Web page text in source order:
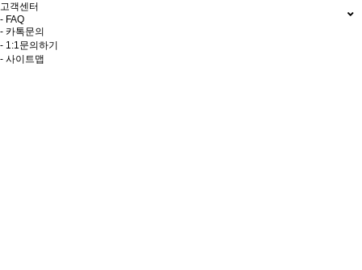
고객센터
- FAQ
- 카톡문의
- 1:1문의하기
- 사이트맵